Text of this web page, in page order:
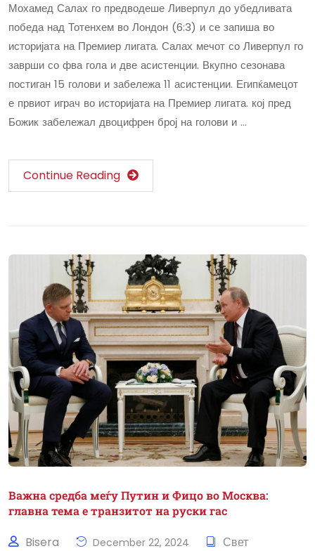
Мохамед Салах го предводеше Ливерпул до убедливата
победа над Тотенхем во Лондон (6:3) и се запиша во
историјата на Премиер лигата. Салах мечот со Ливерпул го
заврши со фва гола и две асистенции. Вкупно сезонава
постиган 15 голови и забележа 11 асистенции. Египќамецот
е првиот играч во историјата на Премиер лигата. кој пред
Божик забележал двоцифрен број на голови и …
Continue Reading
Важна средба меѓу Путин и Фицо во Москва:
главна тема е транзитот на руски гас
Bisera December 22, 2024
Свет